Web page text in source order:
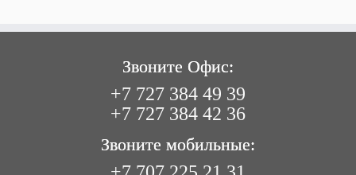
Звоните Офис:
+7 727 384 49 39
+7 727 384 42 36
Звоните мобильные: